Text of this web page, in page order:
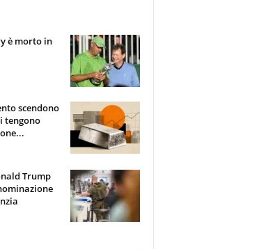
è morto in
scendono
tengono
Trump